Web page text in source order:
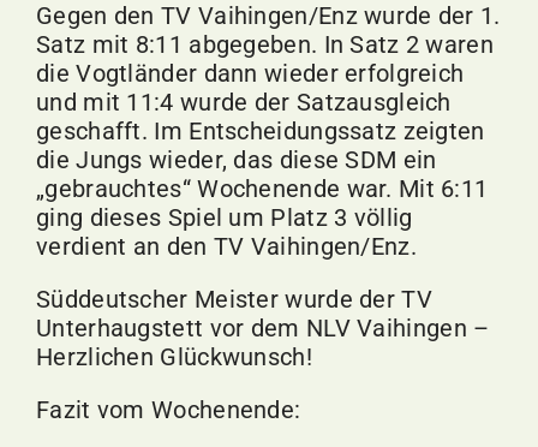
Gegen den TV Vaihingen/Enz wurde der 1.
Satz mit 8:11 abgegeben. In Satz 2 waren
die Vogtländer dann wieder erfolgreich
und mit 11:4 wurde der Satzausgleich
geschafft. Im Entscheidungssatz zeigten
die Jungs wieder, das diese SDM ein
„gebrauchtes“ Wochenende war. Mit 6:11
ging dieses Spiel um Platz 3 völlig
verdient an den TV Vaihingen/Enz.
Süddeutscher Meister wurde der TV
Unterhaugstett vor dem NLVVaihingen –
Herzlichen Glückwunsch!
Fazit vom Wochenende: